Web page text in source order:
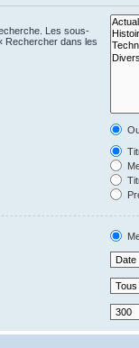
Les sous-
Rechercher dans les